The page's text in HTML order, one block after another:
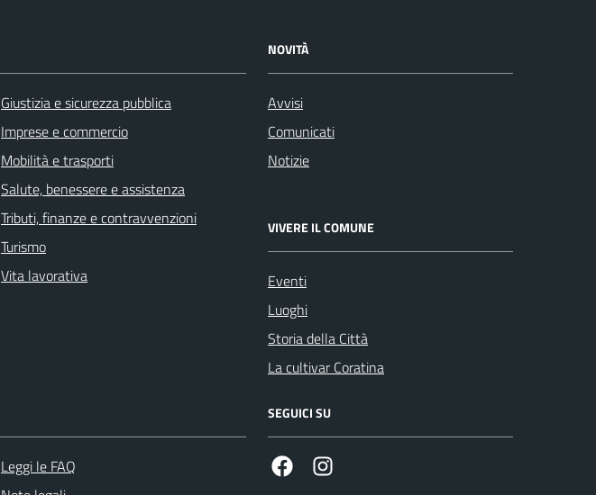
Giustizia e sicurezza pubblica
Imprese e commercio
Mobilità e trasporti
Salute, benessere e assistenza
Tributi, finanze e contravvenzioni
Turismo
Vita lavorativa
NOVITÀ
Avvisi
Comunicati
Notizie
VIVERE IL COMUNE
Eventi
Luoghi
Storia della Città
La cultivar Coratina
Leggi le FAQ
SEGUICI SU
Facebook